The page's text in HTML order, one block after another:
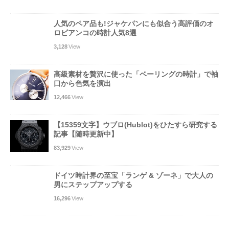
人気のペア品も!ジャケパンにも似合う高評価のオ
ロビアンコの時計人気8選
3,128View
高級素材を贅沢に使った「ベーリングの時計」で袖
口から色気を演出
12,466View
【15359文字】ウブロ(Hublot)をひたすら研究する
記事【随時更新中】
83,929View
ドイツ時計界の至宝「ランゲ & ゾーネ」で大人の
男にステップアップする
16,296View